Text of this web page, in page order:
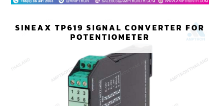
SINEAX TP619 SIGNAL CONVERTER FOR
POTENTIOMETER